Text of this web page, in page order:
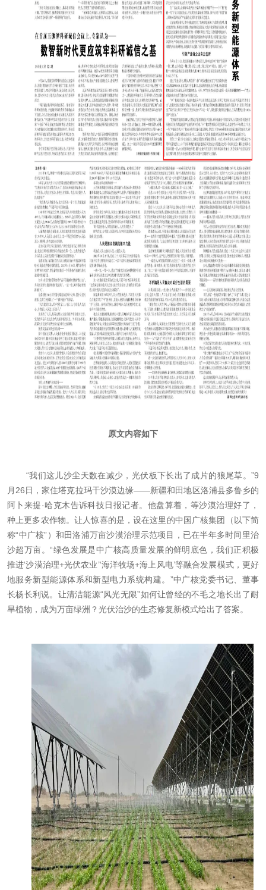
原文内容如下
“我们这儿沙尘天数在减少，光伏板下长出了成片的狼尾草。”9
月26日，家住塔克拉玛干沙漠边缘——新疆和田地区洛浦县多鲁乡的
阿卜来提·哈克木告诉科技日报记者。他盘算着，等沙漠治理好了，
种上更多农作物。让人惊喜的是，设在这里的中国广核集团（以下简
称“中广核”）和田洛浦万亩沙漠治理示范项目，已在半年多时间里治
沙超万亩。“绿色发展是中广核高质量发展的鲜明底色，我们正积极
推进‘沙漠治理+光伏农业’‘海洋牧场+海上风电’等融合发展模式，更好
地服务新型能源体系和新型电力系统构建。”中广核党委书记、董事
长杨长利说。让清洁能源“风光无限”如何让曾经的不毛之地长出了耐
旱植物，成为万亩绿洲？光伏治沙的生态修复新模式给出了答案。